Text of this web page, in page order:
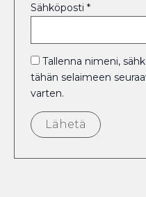
Sähköposti*
Tallenna nimeni,
tähän selaimeen
varten.